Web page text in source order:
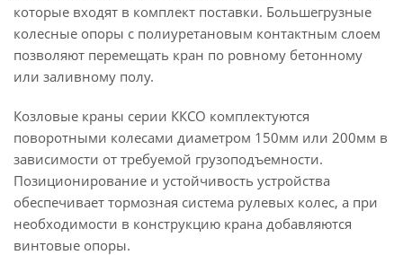
которые входят в комплект поставки. Большегрузные
колесные опоры с полиуретановым контактным слоем
позволяют перемещать кран по ровному бетонному
или заливному полу.
Козловые краны серии ККСО комплектуются
поворотными колесами диаметром 150мм или 200мм в
зависимости от требуемой грузоподъемности.
Позиционирование и устойчивость устройства
обеспечивает тормозная система рулевых колес, а при
необходимости в конструкцию крана добавляются
винтовые опоры.